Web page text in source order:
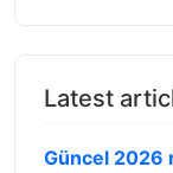
Latest
Güncel 2026